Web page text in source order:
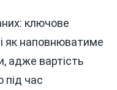
ключове
як наповнюватиме
адже вартість
під час